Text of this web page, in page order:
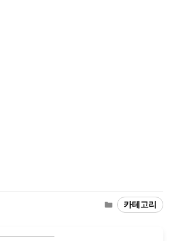
카
테
카테고리